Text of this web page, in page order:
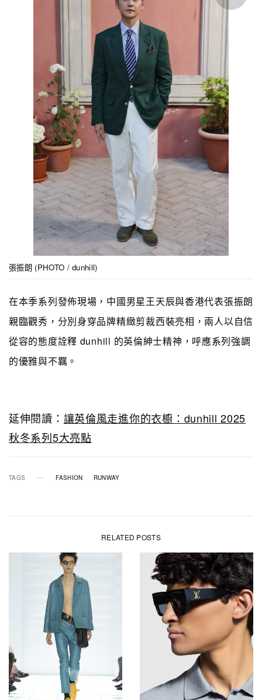
張振朗 (PHOTO / dunhill)
在本季系列發佈現場，中國男星王天辰與香港代表張振朗
親臨觀秀，分別身穿品牌精緻剪裁西裝亮相，兩人以自信
從容的態度詮釋 dunhill 的英倫紳士精神，呼應系列強調
的優雅與不羈。
延伸閱讀： 讓英倫風走進你的衣櫥：dunhill 2025
秋冬系列5大亮點
TAGS FASHION RUNWAY
RELATED POSTS